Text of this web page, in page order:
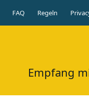
FAQ Regeln
Empfang